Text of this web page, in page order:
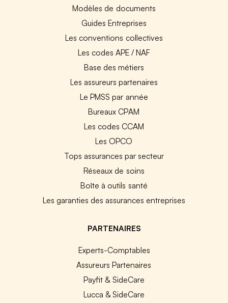
Modèles de documents
Guides Entreprises
Les conventions collectives
Les codes APE / NAF
Base des métiers
Les assureurs partenaires
Le PMSS par année
Bureaux CPAM
Les codes CCAM
Les OPCO
Tops assurances par secteur
Réseaux de soins
Boîte à outils santé
Les garanties des assurances entreprises
PARTENAIRES
Experts-Comptables
Assureurs Partenaires
Payfit & SideCare
Lucca & SideCare